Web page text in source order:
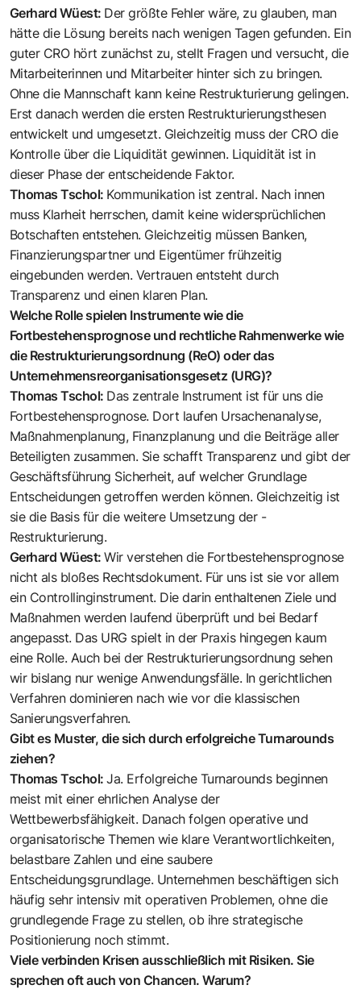
Gerhard Wüest: Der größte Fehler wäre, zu glauben, man
hätte die Lösung bereits nach wenigen Tagen gefunden. Ein
guter CRO hört zunächst zu, stellt Fragen und versucht, die
Mitarbeiterinnen und Mitarbeiter hinter sich zu bringen.
Ohne die Mannschaft kann keine Restrukturierung gelingen.
Erst danach werden die ersten Restrukturierungsthesen
entwickelt und umgesetzt. Gleichzeitig muss der CRO die
Kon­trolle über die Liquidität gewinnen. ­Liquidität ist in
dieser Phase der ­entscheidende Faktor.
Thomas Tschol: Kommunikation ist zentral. Nach innen
muss Klarheit herrschen, damit keine widersprüchlichen
Botschaften entstehen. Gleichzeitig müssen Banken,
Finanzierungspartner und Eigentümer frühzeitig
eingebunden werden. Vertrauen entsteht durch
Transparenz und einen klaren Plan.
Welche Rolle spielen Instrumente wie die
Fortbestehensprognose und rechtliche Rahmenwerke wie
die Restrukturierungsordnung (ReO) oder das
Unternehmensreorganisationsgesetz (URG)?
Thomas Tschol: Das zentrale In­strument ist für uns die
Fortbestehensprognose. Dort laufen Ursachenanalyse,
Maßnahmenplanung, Finanzplanung und die Beiträge aller
Beteiligten zusammen. Sie schafft Transparenz und gibt der
Geschäftsführung Sicherheit, auf welcher Grundlage
Entscheidungen getroffen werden können. Gleichzeitig ist
sie die Basis für die weitere Umsetzung der ­
Restrukturierung.
Gerhard Wüest:Wir verstehen die Fortbestehensprognose
nicht als bloßes Rechtsdokument. Für uns ist sie vor allem
ein Controllinginstrument. Die darin enthaltenen Ziele und
Maßnahmen werden laufend überprüft und bei Bedarf
angepasst. Das URG spielt in der Praxis hingegen kaum
eine Rolle. Auch bei der Restrukturierungsordnung sehen
wir bislang nur wenige Anwendungsfälle. In gerichtlichen
Verfahren dominieren nach wie vor die klassischen
Sanierungsverfahren.
Gibt es Muster, die sich durch erfolgreiche Turnarounds
ziehen?
Thomas Tschol:Ja. Erfolgreiche Turnarounds beginnen
meist mit einer ehrlichen Analyse der
Wettbewerbsfähigkeit. Danach folgen operative und
organisatorische Themen wie klare Verantwortlichkeiten,
belastbare Zahlen und eine saubere
Entscheidungsgrundlage. Unternehmen beschäftigen sich
häufig sehr intensiv mit operativen Problemen, ohne die
grundlegende Frage zu stellen, ob ihre strategische
Positionierung noch stimmt.
Viele verbinden Krisen ausschließlich mit Risiken. Sie
sprechen oft auch von Chancen. Warum?